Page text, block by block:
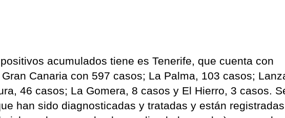
acumulados tiene es Tenerife, que cuenta con
Canaria con 597 casos; La Palma, 103 casos;
46 casos; La Gomera, 8 casos y El Hierro, 3 casos.
han sido diagnosticadas y tratadas y están